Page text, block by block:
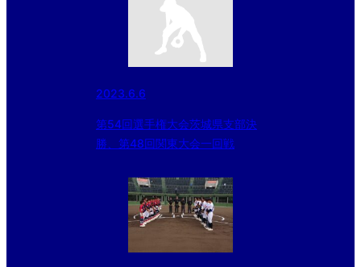
2023.6.6
第54回選手権大会茨城県支部決
勝、第48回関東大会一回戦